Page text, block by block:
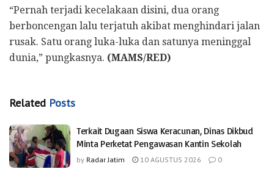
“Pernah terjadi kecelakaan disini, dua orang
berboncengan lalu terjatuh akibat menghindari jalan
rusak. Satu orang luka-luka dan satunya meninggal
dunia,” pungkasnya. (MAMS/RED)
Related Posts
Terkait Dugaan Siswa Keracunan, Dinas Dikbud
Minta Perketat Pengawasan Kantin Sekolah
by Radar Jatim 10 AGUSTUS 2026 0